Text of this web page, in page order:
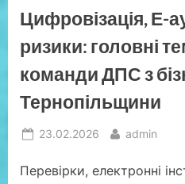
Цифровізація, Е-
ризики: головні
команди ДПС з
Тернопільщини
Posted
23.02.2026 By
admin
Перевірки, електронні